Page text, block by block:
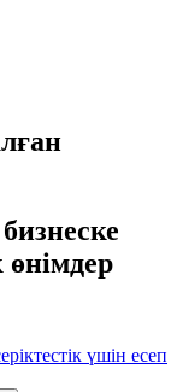
үшін есеп